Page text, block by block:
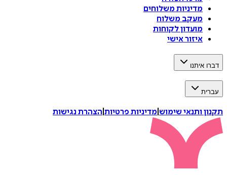
מדיניות משלוחים
מעקב משלוח
מועדון לקוחות
איזור אישי
דברו איתנו
עברית
תקנון ותנאי שימוש מדיניות פרטיות הצהרת נגישות